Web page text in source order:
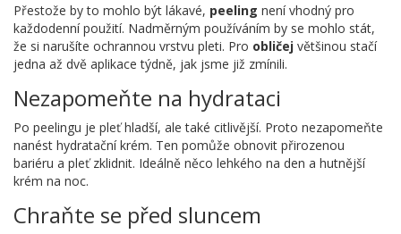
Přestože by to mohlo být lákavé, peeling není vhodný pro
každodenní použití. Nadměrným používáním by se mohlo stát,
že si narušíte ochrannou vrstvu pleti. Pro obličej většinou stačí
jedna až dvě aplikace týdně, jak jsme již zmínili.
Nezapomeňte na hydrataci
Po peelingu je pleť hladší, ale také citlivější. Proto nezapomeňte
nanést hydratační krém. Ten pomůže obnovit přirozenou
bariéru a pleť zklidnit. Ideálně něco lehkého na den a hutnější
krém na noc.
Chraňte se před sluncem